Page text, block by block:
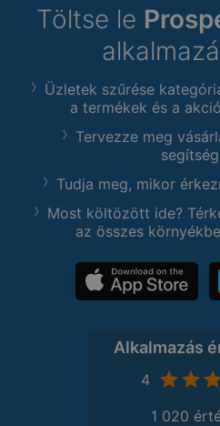
Töltse le
Üzletek szűrése
a termékek és a
Tervezze meg
Tudja meg, mikor
Most költözött ide?
az összes
Alkalmazás
4
1 020